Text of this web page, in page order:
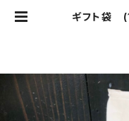
ギフト袋